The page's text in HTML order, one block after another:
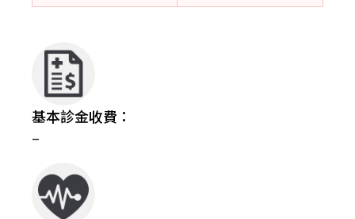
基本診金收費：
–